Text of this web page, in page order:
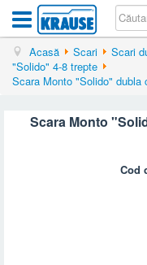
Acasă Scari
Scari
"Solido" 4-8 trepte
Scara Monto "Solido" dubla
Scara Monto
Cod